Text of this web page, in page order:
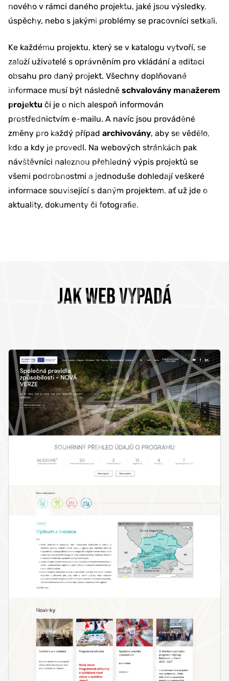
nového v rámci daného projektu, jaké jsou výsledky,
úspěchy, nebo s jakými problémy se pracovníci setkali.
Ke každému projektu, který se v katalogu vytvoří, se
založí uživatelé s oprávněním pro vkládání a editaci
obsahu pro daný projekt. Všechny doplňované
informace musí být následně schvalovány manažerem
projektu či je o nich alespoň informován
prostřednictvím e-mailu. A navíc jsou prováděné
změny pro každý případ archivovány, aby se vědělo,
kdo a kdy je provedl. Na webových stránkách pak
návštěvníci naleznou přehledný výpis projektů se
všemi podrobnostmi a jednoduše dohledají veškeré
informace související s daným projektem, ať už jde o
aktuality, dokumenty či fotografie.
JAK WEB VYPADÁ